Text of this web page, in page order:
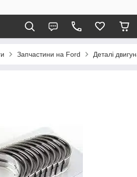
Запчастини на Ford Деталі